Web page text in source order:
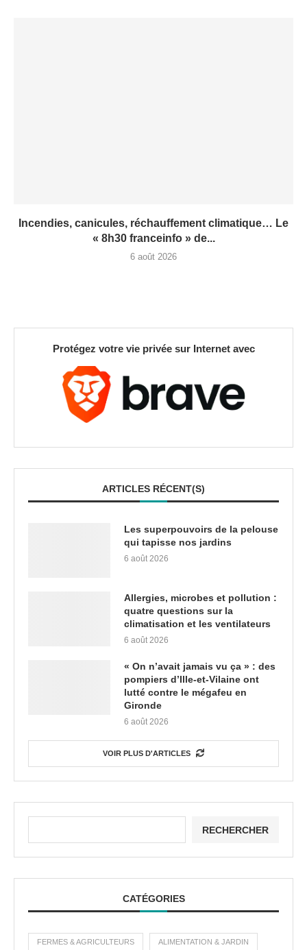
Incendies, canicules, réchauffement climatique… Le
« 8h30 franceinfo » de...
6 août 2026
Protégez votre vie privée sur Internet avec
ARTICLES RÉCENT(S)
Les superpouvoirs de la pelouse
qui tapisse nos jardins
6 août 2026
Allergies, microbes et pollution :
quatre questions sur la
climatisation et les ventilateurs
6 août 2026
« On n’avait jamais vu ça » : des
pompiers d’Ille-et-Vilaine ont
lutté contre le mégafeu en
Gironde
6 août 2026
VOIR PLUS D'ARTICLES
RECHERCHER
CATÉGORIES
FERMES & AGRICULTEURS ALIMENTATION & JARDIN